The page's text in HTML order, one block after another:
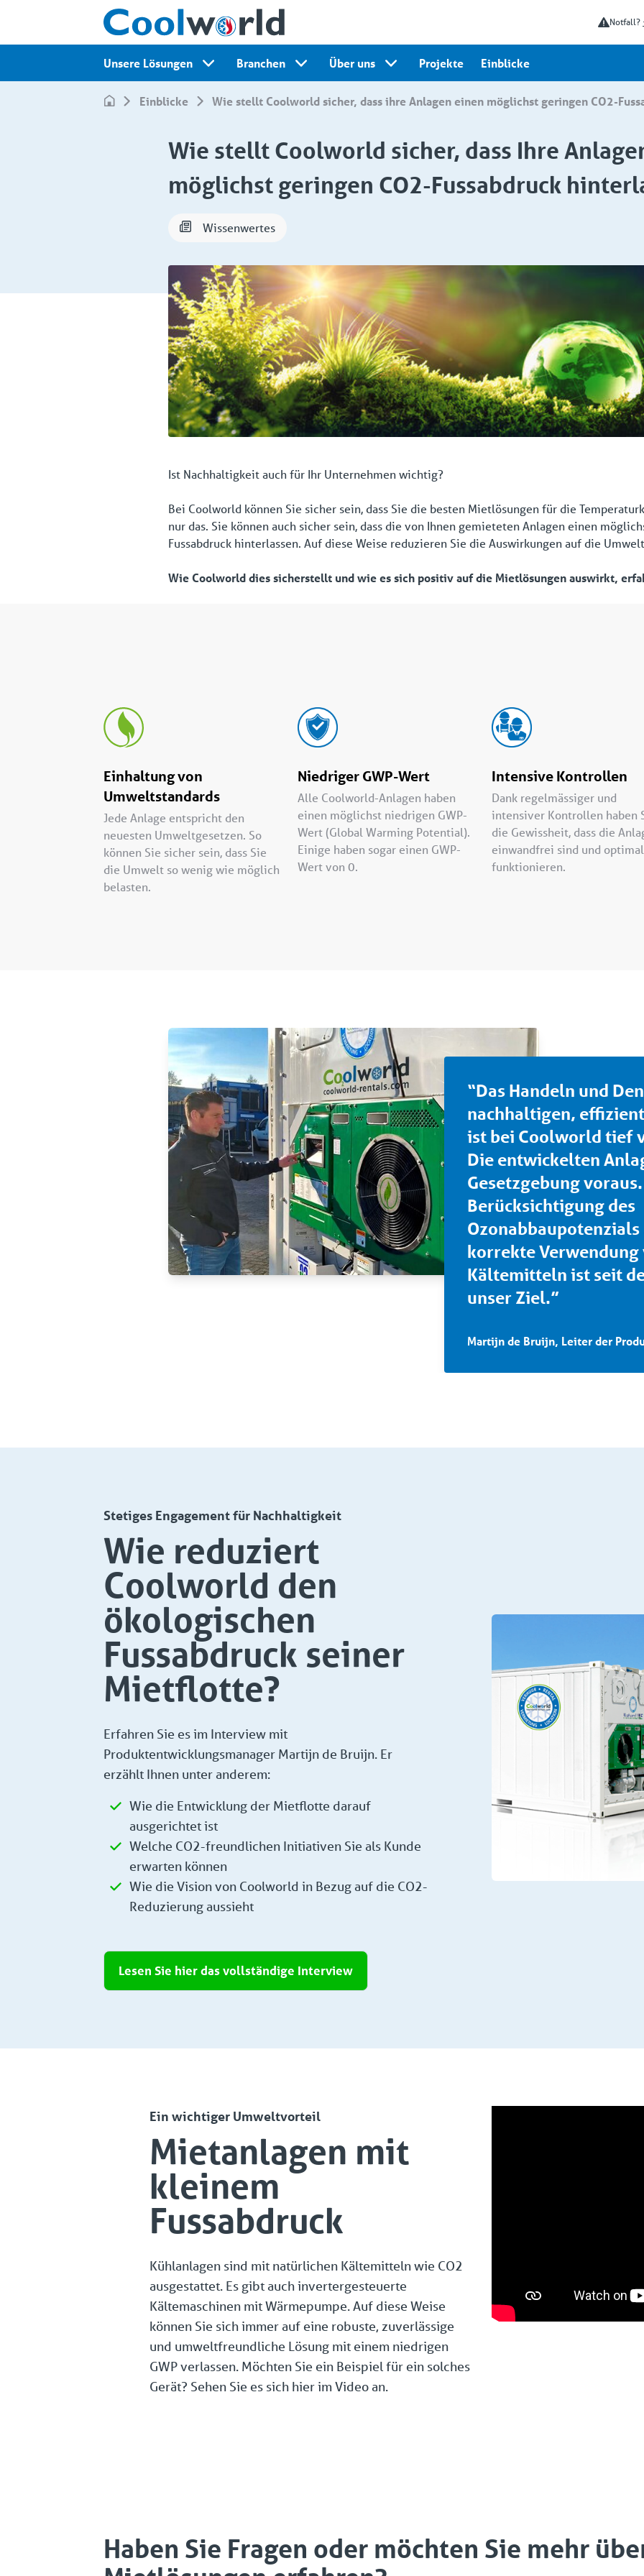
Notfall?
Unsere Lösungen Branchen Über uns Projekte Einblicke
Einblicke Wie stellt Coolworld sicher, dass ihre Anlagen einen möglichst geringen CO2-
Wie stellt Coolworld sicher, dass Ihre
möglichst geringen CO2-Fussabdruck
Wissenwertes
Ist Nachhaltigkeit auch für Ihr Unternehmen wichtig?
Bei Coolworld können Sie sicher sein, dass Sie die besten Mietlösungen für die
nur das. Sie können auch sicher sein, dass die von Ihnen gemieteten Anlagen einen
Fussabdruck hinterlassen. Auf diese Weise reduzieren Sie die Auswirkungen auf die
Wie Coolworld dies sicherstellt und wie es sich positiv auf die Mietlösungen auswirkt,
Einhaltung von
Umweltstandards
Jede Anlage entspricht den
neuesten Umweltgesetzen. So
können Sie sicher sein, dass Sie
die Umwelt so wenig wie möglich
belasten.
Niedriger GWP-Wert
Alle Coolworld-Anlagen haben
einen möglichst niedrigen GWP-
Wert (Global Warming Potential).
Einige haben sogar einen GWP-
Wert von 0.
Intensive Kontrollen
Dank regelmässiger und
intensiver Kontrollen haben
die Gewissheit, dass die
einwandfrei sind und optimal
funktionieren.
“Das Handeln und
nachhaltigen,
ist bei Coolworld tief
Die entwickelten
Gesetzgebung
Berücksichtigung des
Ozonabbaupotenzials
korrekte Verwendung
Kältemitteln ist seit
unser Ziel.”
Martijn de Bruijn, Leiter der
Stetiges Engagement für Nachhaltigkeit
Wie reduziert
Coolworld den
ökologischen
Fussabdruck seiner
Mietflotte?
Erfahren Sie es im Interview mit
Produktentwicklungsmanager Martijn de Bruijn. Er
erzählt Ihnen unter anderem:
Wie die Entwicklung der Mietflotte darauf
ausgerichtet ist
Welche CO2-freundlichen Initiativen Sie als Kunde
erwarten können
Wie die Vision von Coolworld in Bezug auf die CO2-
Reduzierung aussieht
Lesen Sie hier das vollständige Interview
Ein wichtiger Umweltvorteil
Mietanlagen mit
kleinem
Fussabdruck
Kühlanlagen sind mit natürlichen Kältemitteln wie CO2
ausgestattet. Es gibt auch invertergesteuerte
Kältemaschinen mit Wärmepumpe. Auf diese Weise
können Sie sich immer auf eine robuste, zuverlässige
und umweltfreundliche Lösung mit einem niedrigen
GWP verlassen. Möchten Sie ein Beispiel für ein solches
Gerät? Sehen Sie es sich hier im Video an.
Haben Sie Fragen oder möchten Sie mehr